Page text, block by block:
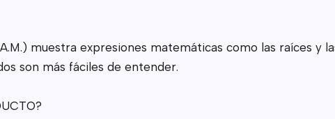
muestra expresiones matemáticas como las raíces
son más fáciles de entender.